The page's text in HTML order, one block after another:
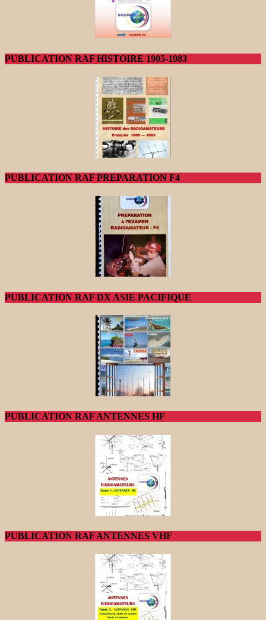
PUBLICATION RAF HISTOIRE 1905-1983
PUBLICATION RAF PREPARATION F4
PUBLICATION RAF DX ASIE PACIFIQUE
PUBLICATION RAF ANTENNES HF
PUBLICATION RAF ANTENNES VHF